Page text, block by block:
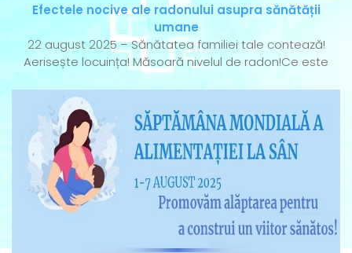
Efectele nocive ale radonului asupra sănătății
umane
22 august 2025 – Sănătatea familiei tale contează!
Aerisește locuința! Măsoară nivelul de radon!Ce este